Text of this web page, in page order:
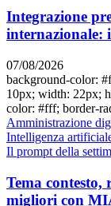
Integrazione
internazionale:
07/08/2026
background-color:
10px; width: 22px;
color: #fff; border-
Amministrazione
Intelligenza
Il prompt della
Tema contesto,
migliori con